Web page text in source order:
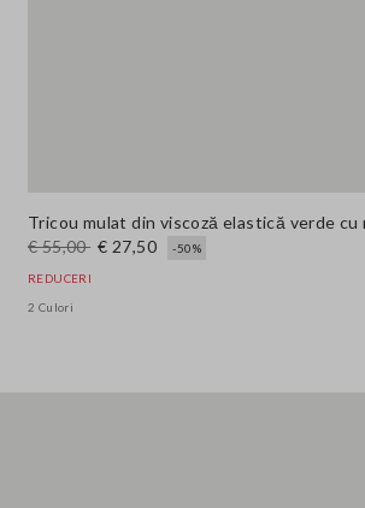
Tricou mulat din viscoză elastică verde cu
€ 55,00 € 27,50 -50%
REDUCERI
2 Culori